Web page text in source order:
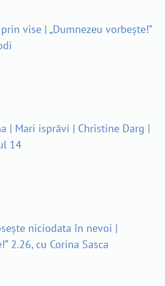
vise | „Dumnezeu vorbește!”
| Mari isprăvi | Christine Darg |
14
niciodata în nevoi |
2.26, cu Corina Sasca